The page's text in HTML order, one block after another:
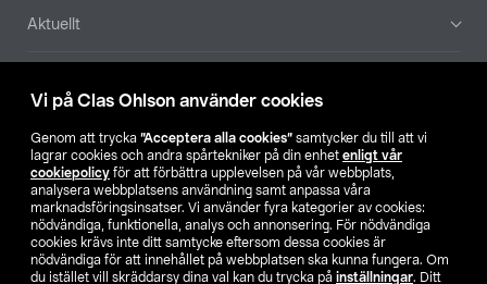
Vi på Clas Ohlson använder cookies
Genom att trycka ”Acceptera alla cookies” samtycker du till att vi
lagrar cookies och andra spårtekniker på din enhet enligt vår
cookiepolicy för att förbättra upplevelsen på vår webbplats,
analysera webbplatsens användning samt anpassa våra
marknadsföringsinsatser. Vi använder fyra kategorier av cookies:
nödvändiga, funktionella, analys och annonsering. För nödvändiga
cookies krävs inte ditt samtycke eftersom dessa cookies är
nödvändiga för att innehållet på webbplatsen ska kunna fungera. Om
du istället vill skräddarsy dina val kan du trycka på inställningar. Ditt
Aktuellt
Hitta butik
SE NO FI